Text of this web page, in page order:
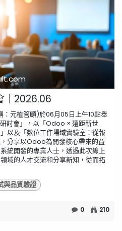
｜2026.06
元植管顧)於06月05日上午10點舉
討會」，以「Odoo × 遠距新世
以及「數位工作場域實驗室：從報
分享以Odoo為開發核心帶來的益
統開發的專業人士，透過此次線上
域的人才交流和分享新知，從而拓
與品質驗證
0 210